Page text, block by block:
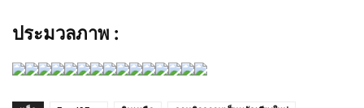
ประมวลภาพ :